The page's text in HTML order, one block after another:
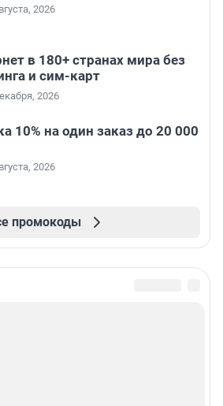
2026
в 180+ странах мира без
и сим-карт
2026
10% на один заказ до 20 000
2026
промокоды